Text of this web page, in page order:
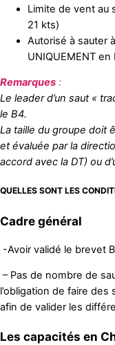
Limite de vent au
21 kts)
Autorisé à sauter
UNIQUEMENT
Remarques :
Le leader d’un saut «
le B4.
La taille du groupe doit
et évaluée par la
accord avec la DT) ou
QUELLES SONT LES
Cadre général
-Avoir validé le brevet
– Pas de nombre de
l’obligation de faire des
afin de valider les
Les capacités en